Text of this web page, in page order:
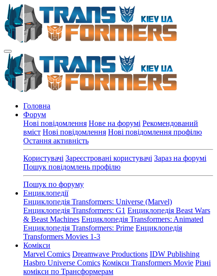
Головна
Форум
Нові повідомлення Нове на форумі Рекомендований
вміст Нові повідомлення Нові повідомлення профілю
Остання активність
Користувачі Зареєстровані користувачі Зараз на форумі
Пошук повідомлень профілю
Пошук по форуму
Енциклопедії
Енциклопедія Transformers: Universe (Marvel)
Енциклопедія Transformers: G1 Енциклопедія Beast Wars
& Beast Machines Енциклопедія Transformers: Animated
Енциклопедія Transformers: Prime Енциклопедія
Transformers Movies 1-3
Комікси
Marvel Comics Dreamwave Productions IDW Publishing
Hasbro Universe Comics Комікси Transformers Movie Різні
комікси по Трансформерам